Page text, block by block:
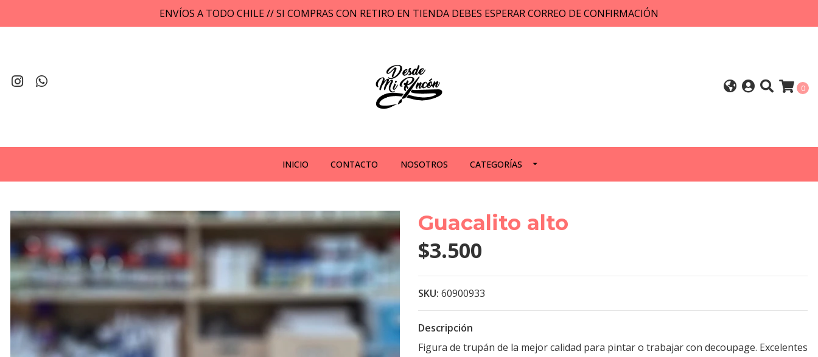
ENVÍOS A TODO CHILE // SI COMPRAS CON RETIRO EN TIENDA DEBES ESPERAR CORREO DE CONFIRMACIÓN
0
INICIO CONTACTO NOSOTROS CATEGORÍAS
Guacalito alto
$3.500
SKU: 60900933
Descripción
Figura de trupán de la mejor calidad para pintar o trabajar con decoupage. Excelentes